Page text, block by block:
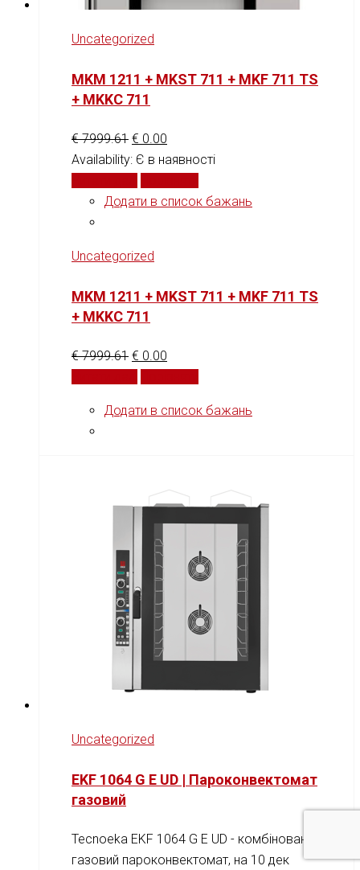
Uncategorized
MKM 1211 + MKST 711 + MKF 711 TS
+ MKKC 711
€7999.61 € 0.00
Availability: Є в наявності
Додати в список бажань
Uncategorized
MKM 1211 + MKST 711 + MKF 711 TS
+ MKKC 711
€7999.61 € 0.00
Додати в список бажань
Uncategorized
EKF 1064 G E UD | Пароконвектомат
газовий
Tecnoeka EKF 1064 G E UD - комбінований
газовий пароконвектомат, на 10 дек